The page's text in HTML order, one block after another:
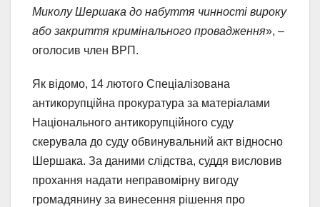
Миколу Шершака до набуття чинності вироку
або закриття кримінального провадження», –
оголосив член ВРП.
Як відомо, 14 лютого Спеціалізована
антикорупційна прокуратура за матеріалами
Національного антикорупційного суду
скерувала до суду обвинувальний акт відносно
Шершака. За даними слідства, суддя висловив
прохання надати неправомірну вигоду
громадянину за винесення рішення про